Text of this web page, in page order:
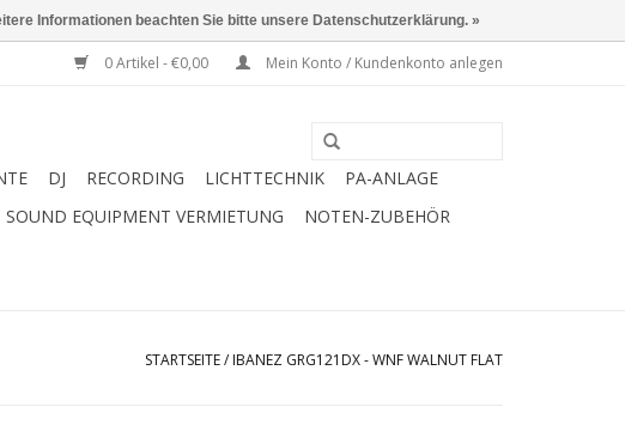
0 Artikel - €0,00 Mein Konto / Kundenkonto anlegen
DJ RECORDING LICHTTECHNIK
PA-ANLAGE
SOUND EQUIPMENT VERMIETUNG
NOTEN-ZUBEHÖR
STARTSEITE/ IBANEZ GRG121DX - WNF WALNUT FLAT
Informationen beachten Sie bitte unsere Datenschutzerklärung. »